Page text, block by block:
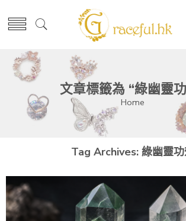
文章標籤為 “綠幽靈
Home
Tag Archives: 綠幽靈